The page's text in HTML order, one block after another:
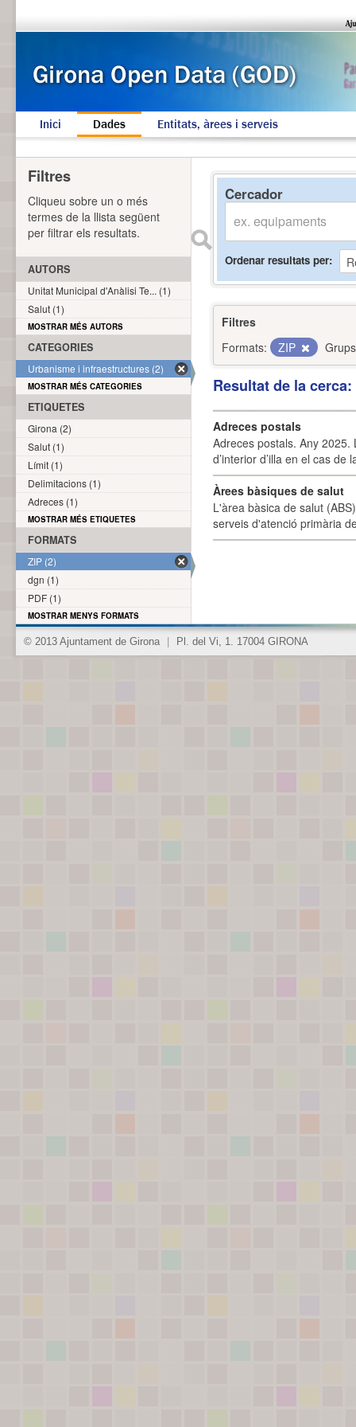
Inici Dades Entitats, àrees i serveis
Cercador
Ordenar resultats per
Filtres
Formats:
ZIP
Resultat de la
Adreces postals
Adreces postals. Any 2025.
d’interior d’illa en el cas
Àrees bàsiques de salut
L'àrea bàsica de salut
serveis d'atenció primària
Filtres
Cliqueu sobre un o més
termes de la llista següent
per filtrar els resultats.
AUTORS
Unitat Municipal d'Anàlisi Te... (1)
Salut (1)
MOSTRAR MÉS AUTORS
CATEGORIES
Urbanisme i infraestructures (2)
MOSTRAR MÉS CATEGORIES
ETIQUETES
Girona (2)
Salut (1)
Límit (1)
Delimitacions (1)
Adreces (1)
MOSTRAR MÉS ETIQUETES
FORMATS
ZIP (2)
dgn (1)
PDF (1)
MOSTRAR MENYS FORMATS
© 2013 Ajuntament de Girona Pl. del Vi, 1. 17004 GIRONA